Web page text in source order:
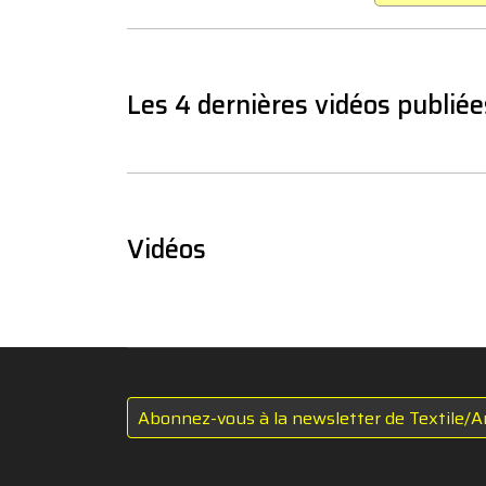
Les 4 dernières vidéos
Vidéos
Abonnez-vous à la newsletter de Textile/